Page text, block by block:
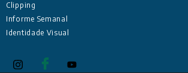
Clipping
Informe Semanal
Identidade Visual